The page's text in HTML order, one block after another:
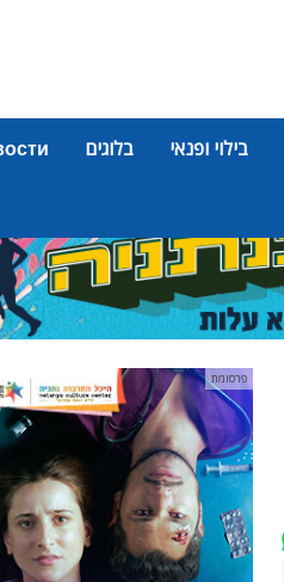
בילוי ופנאי בלוגים
פרסומת